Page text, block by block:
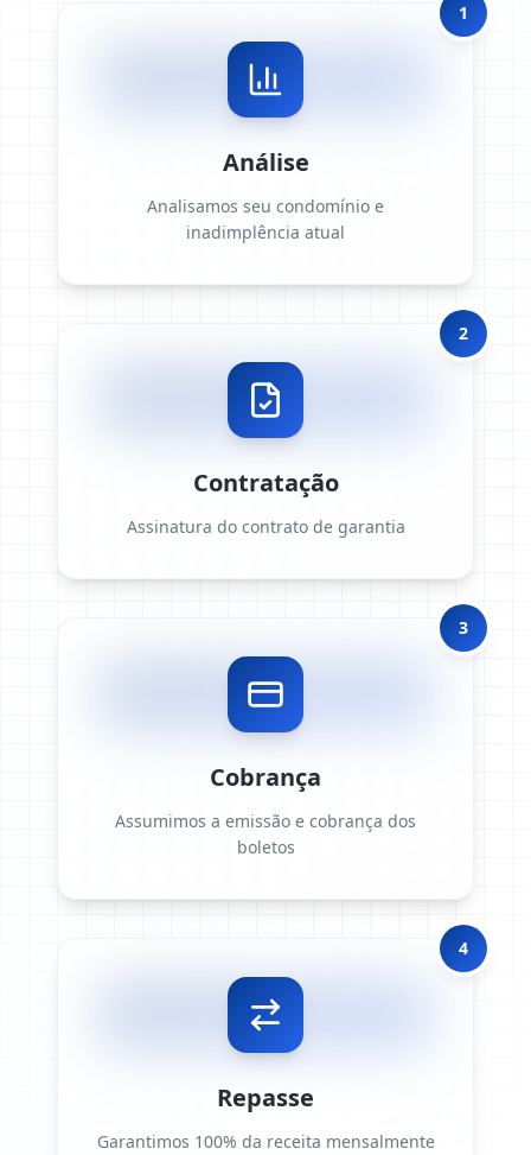
1
Análise
Analisamos seu condomínio e
inadimplência atual
2
Contratação
Assinatura do contrato de garantia
3
Cobrança
Assumimos a emissão e cobrança dos
boletos
4
Repasse
Garantimos 100% da receita mensalmente